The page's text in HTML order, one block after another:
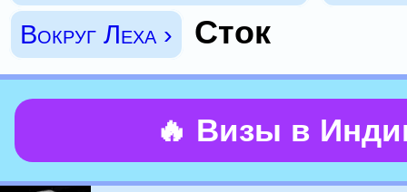
Вокруг Леха ›
Сток
🔥 Визы в